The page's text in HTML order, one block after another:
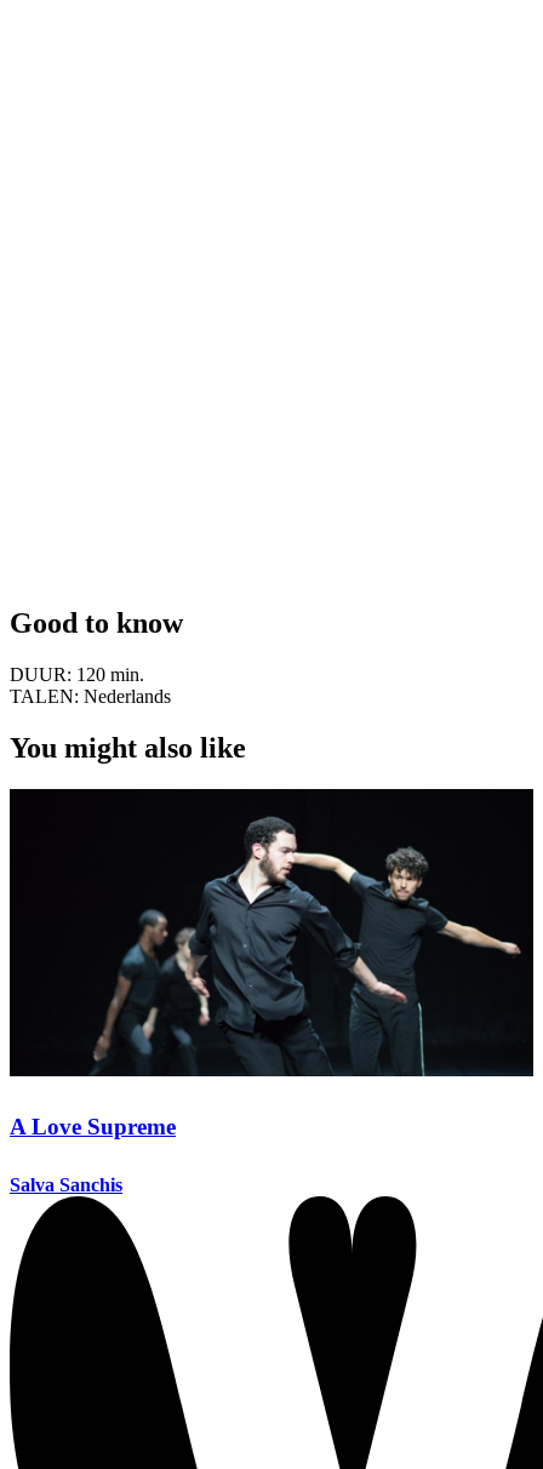
Good to know
DUUR: 120 min.
TALEN: Nederlands
You might also like
A Love Supreme
Salva Sanchis